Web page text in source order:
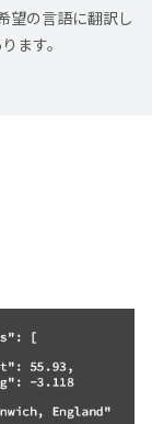
望の言語に翻訳し
ます。